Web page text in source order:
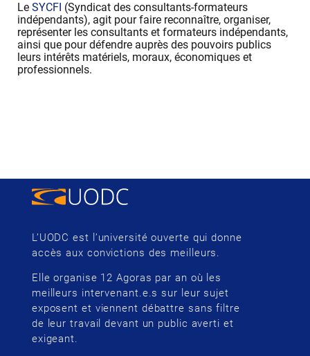
LeSYCFI (Syndicat des consultants-formateurs
indépendants), agit pour faire reconnaître, organiser,
représenter les consultants et formateurs indépendants,
ainsi que pour défendre auprès des pouvoirs publics
leurs intérêts matériels, moraux, économiques et
professionnels.
L’UODC est l’université ouverte qui donne
accès aux convictions des meilleurs.
Elle organise 12 Agoras par an où les
meilleurs intervenant.e.s sur leur sujet
exposent et viennent débattre sans filtre
de leur travail devant un public averti et
exigeant.